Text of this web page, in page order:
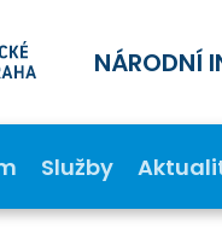
NÁRODNÍ
Služby